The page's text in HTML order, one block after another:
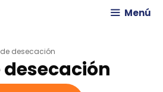
Menú
desecación
desecación